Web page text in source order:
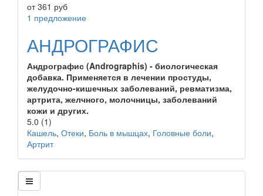
от361 руб
1 предложение
АНДРОГРАФИС
Андрографис (Andrographis) - биологическая
добавка. Применяется в лечении простуды,
желудочно-кишечных заболеваний, ревматизма,
артрита, желчного, молочницы, заболеваний
кожи и других.
5.0 (1)
Кашель, Отеки, Боль в мышцах, Головные боли,
Артрит